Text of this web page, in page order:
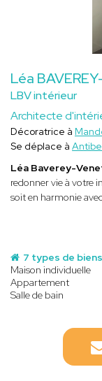
Léa
LBV intérieur
Architecte
Décoratrice à
Se déplace à
Léa Baverey-
redonner vie à votre
soit en harmonie
7 types de biens
Maison individuelle
Appartement
Salle de bain